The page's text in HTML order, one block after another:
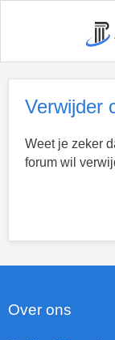
Verwijder
Weet je zeker
forum wil
Over ons